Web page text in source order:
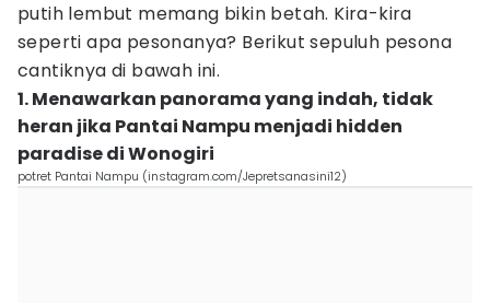
putih lembut memang bikin betah. Kira-kira
seperti apa pesonanya? Berikut sepuluh pesona
cantiknya di bawah ini.
1. Menawarkan panorama yang indah, tidak
heran jika Pantai Nampu menjadi hidden
paradise di Wonogiri
potret Pantai Nampu (instagram.com/Jepretsanasini12)